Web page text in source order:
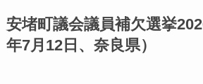
安堵町議会議員補欠選挙
年7月12日、奈良県）